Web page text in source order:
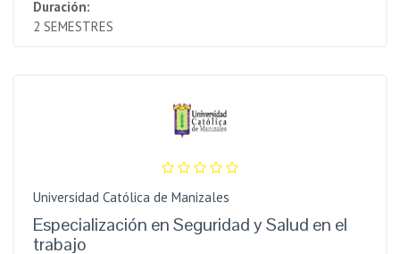
Duración:
2 SEMESTRES
Universidad Católica de Manizales
Especialización en Seguridad y Salud en el
trabajo